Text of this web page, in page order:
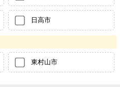
日高市
東村山市